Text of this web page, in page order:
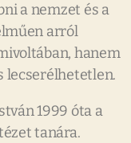
a nemzet és a
arról
hanem
lecserélhetetlen.
1999 óta a
tanára.